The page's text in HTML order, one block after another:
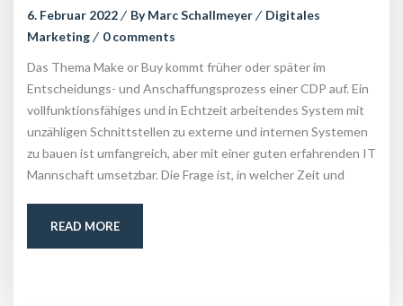
6. Februar 2022 By Marc Schallmeyer
Digitales
Marketing
0 comment
Das Thema Make or Buy kommt früher oder später im
Entscheidungs- und Anschaffungsprozess einer CDP auf. Ein
vollfunktionsfähiges und in Echtzeit arbeitendes System mit
unzähligen Schnittstellen zu externe und internen Systemen
zu bauen ist umfangreich, aber mit einer guten erfahrenden IT
Mannschaft umsetzbar. Die Frage ist, in welcher Zeit und
READ MORE